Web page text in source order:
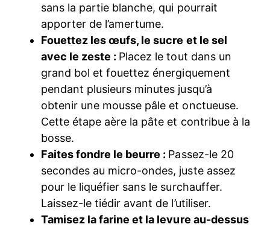
sans la partie blanche, qui pourrait
apporter de l’amertume.
Fouettez les œufs, le sucre et le sel
avec le zeste : Placez le tout dans un
grand bol et fouettez énergiquement
pendant plusieurs minutes jusqu’à
obtenir une mousse pâle et onctueuse.
Cette étape aère la pâte et contribue à la
bosse.
Faites fondre le beurre : Passez-le 20
secondes au micro-ondes, juste assez
pour le liquéfier sans le surchauffer.
Laissez-le tiédir avant de l’utiliser.
Tamisez la farine et la levure au-dessus